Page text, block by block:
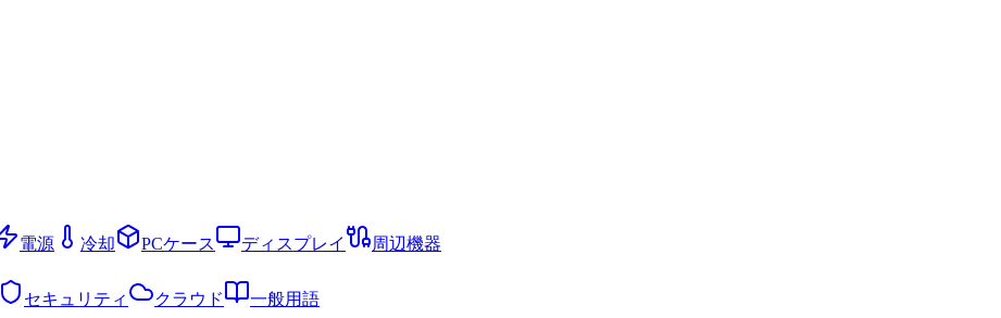
電源 冷却 PCケース ディスプレイ
周辺機器
セキュリティ クラウド 一般用語